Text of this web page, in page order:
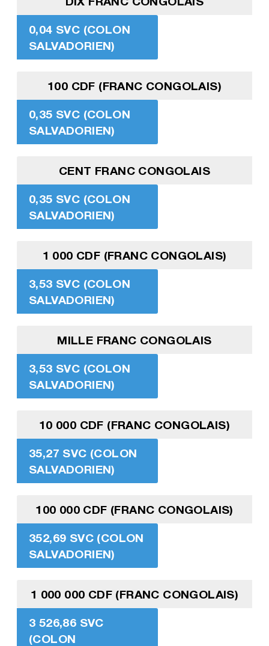
0,04 SVC (COLON
SALVADORIEN)
100 CDF (FRANC CONGOLAIS)
0,35 SVC (COLON
SALVADORIEN)
CENT FRANC CONGOLAIS
0,35 SVC (COLON
SALVADORIEN)
1 000 CDF (FRANC CONGOLAIS)
3,53 SVC (COLON
SALVADORIEN)
MILLE FRANC CONGOLAIS
3,53 SVC (COLON
SALVADORIEN)
10 000 CDF (FRANC CONGOLAIS)
35,27 SVC (COLON
SALVADORIEN)
100 000 CDF (FRANC CONGOLAIS)
352,69 SVC (COLON
SALVADORIEN)
1 000 000 CDF (FRANC CONGOLAIS)
3 526,86 SVC
(COLON